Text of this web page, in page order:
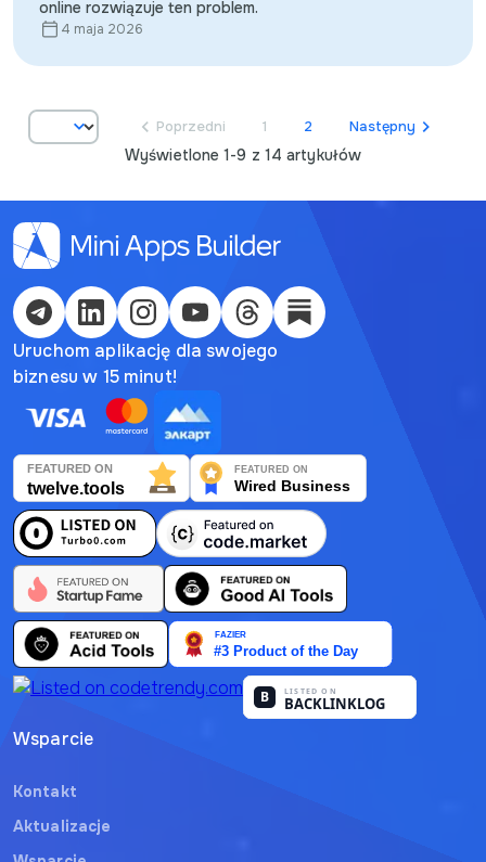
online rozwiązuje ten problem.
4 maja 2026
Wyświetlone 1-9 z 14 artykułów
Artykułów na stronie:Poprzedni 1 2 Następny
Uruchom aplikację dla swojego
biznesu w 15 minut!
Wsparcie
Kontakt
Aktualizacje
Кыргызча
Русский
Қазақша
Español
Українська
한국어
日本語
Français
Nederlands
Português
Polski
हिन्दी
Bahasa Indonesia
العربية
Srpski